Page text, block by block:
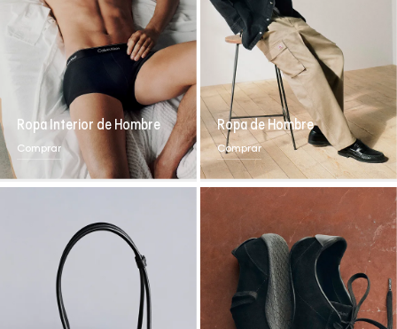
Ropa Interior de Hombre
Comprar
Ropa de Hombre
Comprar